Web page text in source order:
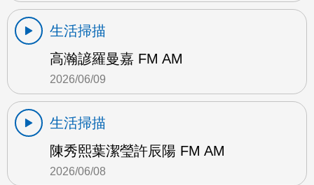
生活掃描
高瀚諺羅曼嘉 FM AM
2026/06/09
生活掃描
陳秀熙葉潔瑩許辰陽 FM AM
2026/06/08